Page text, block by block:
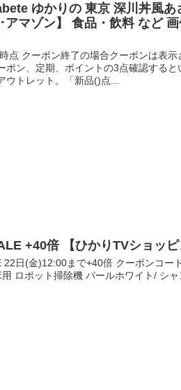
ゆかりの 東京 深川丼風あ
アマゾン】 食品・飲料 など
点 クーポン終了の場合クーポンは表
ポン、定期、ポイントの3点確認する
ウトレット。「新品()点...
+40倍 【ひかりTVショッピ
22日(金)12:00まで+40倍 クーポンコー
ロボット掃除機 パールホワイト/ シ